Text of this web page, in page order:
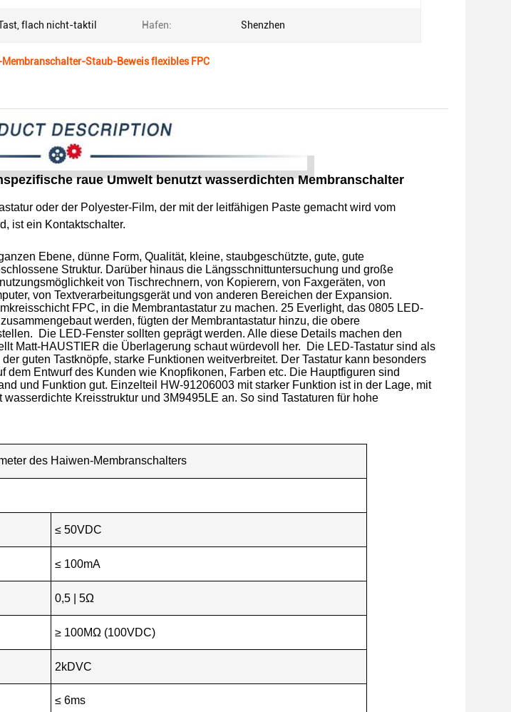
flach nicht-taktil Hafen: Shenzhen
Membranschalter-Staub-Beweis flexibles FPC
raue Umwelt benutzt wasserdichten Membranschalter
oder der Polyester-Film, der mit der leitfähigen Paste gemacht wird vom
ist ein Kontaktschalter.
Ebene, dünne Form, Qualität, kleine, staubgeschützte, gute, gute
Struktur. Darüber hinaus die Längsschnittuntersuchung und große
von Tischrechnern, von Kopierern, von Faxgeräten, von
von Textverarbeitungsgerät und von anderen Bereichen der Expansion.
FPC, in die Membrantastatur zu machen. 25 Everlight, das 0805 LED-
werden, fügten der Membrantastatur hinzu, die obere
Die LED-Fenster sollten geprägt werden. Alle diese Details machen den
Matt-HAUSTIER die Überlagerung schaut würdevoll her. Die LED-Tastatur sind als
guten Tastknöpfe, starke Funktionen weitverbreitet. Der Tastatur kann besonders
dem Entwurf des Kunden wie Knopfikonen, Farben etc. Die Hauptfiguren sind
und Funktion gut. Einzelteil HW-91206003 mit starker Funktion ist in der Lage, mit
Kreisstruktur und 3M9495LE an. So sind Tastaturen für hohe
des Haiwen-Membranschalters
≤ 50VDC
≤ 100mA
0,5 | 5Ω
≥ 100MΩ (100VDC)
2kDVC
≤ 6ms